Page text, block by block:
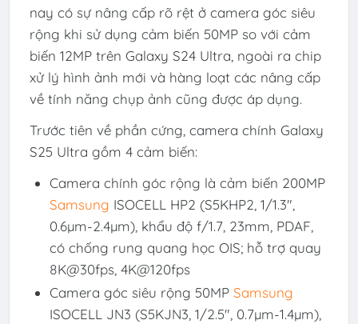
nay có sự nâng cấp rõ rệt ở camera góc siêu
rộng khi sử dụng cảm biến 50MP so với cảm
biến 12MP trên Galaxy S24 Ultra, ngoài ra chip
xử lý hình ảnh mới và hàng loạt các nâng cấp
về tính năng chụp ảnh cũng được áp dụng.
Trước tiên về phần cứng, camera chính Galaxy
S25 Ultra gồm 4 cảm biến:
Camera chính góc rộng là cảm biến 200MP
Samsung ISOCELL HP2 (S5KHP2, 1/1.3″,
0.6µm-2.4µm), khẩu độ f/1.7, 23mm, PDAF,
có chống rung quang học OIS; hỗ trợ quay
8K@30fps, 4K@120fps
Camera góc siêu rộng 50MP Samsung
ISOCELL JN3 (S5KJN3, 1/2.5″, 0.7µm-1.4µm),